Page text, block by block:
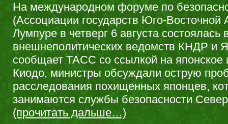
На международном форуме по
(Ассоциации государств Юго-Восточной
Лумпуре в четверг 6 августа состоялась
внешнеполитических ведомств КНДР и
сообщает ТАСС со ссылкой на японское
Киодо, министры обсуждали острую
расследования похищенных японцев,
занимаются службы безопасности
(прочитать дальше…)